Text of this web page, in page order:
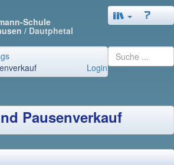
Schule
/ Dautphetal
Login
Pausenverkauf